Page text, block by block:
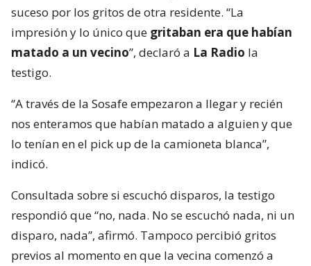
suceso por los gritos de otra residente. “La
impresión y lo único que gritaban era que habían
matado a un vecino”, declaró a La Radio la
testigo.
“A través de la Sosafe empezaron a llegar y recién
nos enteramos que habían matado a alguien y que
lo tenían en el pick up de la camioneta blanca”,
indicó.
Consultada sobre si escuchó disparos, la testigo
respondió que “no, nada. No se escuchó nada, ni un
disparo, nada”, afirmó. Tampoco percibió gritos
previos al momento en que la vecina comenzó a